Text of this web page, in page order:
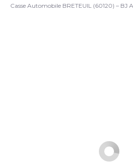
Casse Automobile BRETEUIL (60120) – BJ